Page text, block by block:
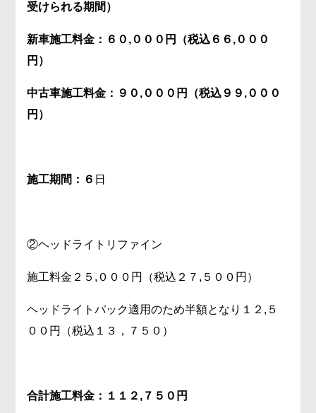
受けられる期間）
新車施工料金：６０,０００ 円（税込６６,０００
円）
中古車施工料金：９０,０００円（税込９９,０００
円）
施工期間：６ 日
②ヘッドライトリファイン
施工料金２５,０００円（税込２７,５００円）
ヘッドライトパック適用のため半額となり１２,５
００円（税込１３，７５０）
合計施工料金：１１２,７５０円